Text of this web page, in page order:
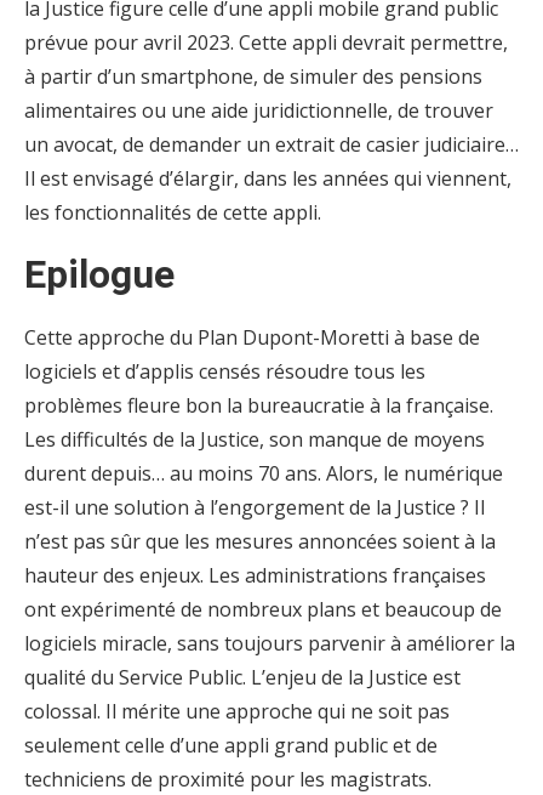
la Justice figure celle d’une appli mobile grand public
prévue pour avril 2023. Cette appli devrait permettre,
à partir d’un smartphone, de simuler des pensions
alimentaires ou une aide juridictionnelle, de trouver
un avocat, de demander un extrait de casier judiciaire…
Il est envisagé d’élargir, dans les années qui viennent,
les fonctionnalités de cette appli.
Epilogue
Cette approche du Plan Dupont-Moretti à base de
logiciels et d’applis censés résoudre tous les
problèmes fleure bon la bureaucratie à la française.
Les difficultés de la Justice, son manque de moyens
durent depuis… au moins 70 ans. Alors, le numérique
est-il une solution à l’engorgement de la Justice ? Il
n’est pas sûr que les mesures annoncées soient à la
hauteur des enjeux. Les administrations françaises
ont expérimenté de nombreux plans et beaucoup de
logiciels miracle, sans toujours parvenir à améliorer la
qualité du Service Public. L’enjeu de la Justice est
colossal. Il mérite une approche qui ne soit pas
seulement celle d’une appli grand public et de
techniciens de proximité pour les magistrats.